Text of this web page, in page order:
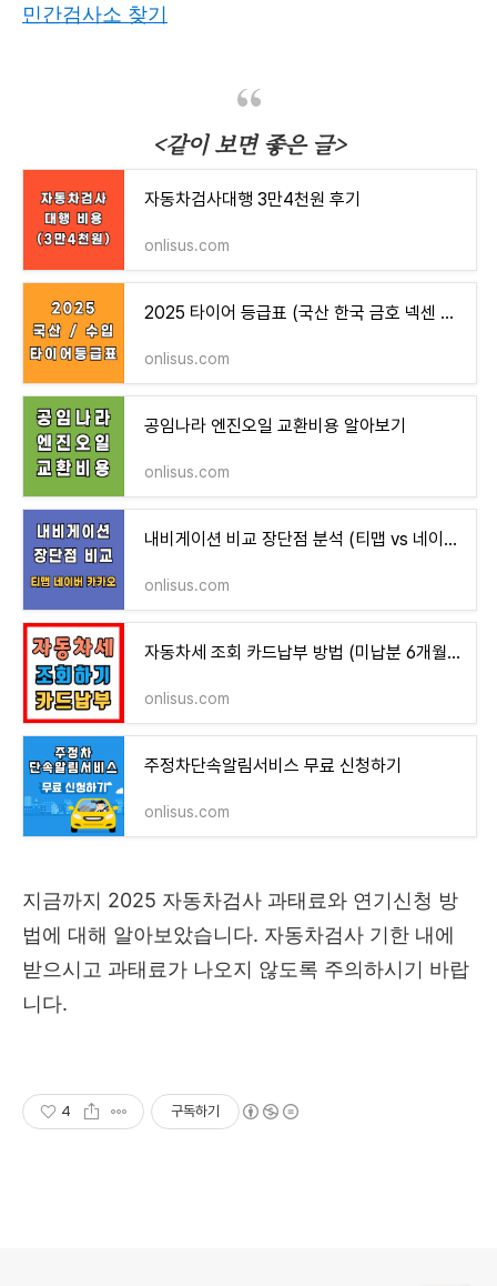
민간검사소 찾기
<같이 보면 좋은 글>
자동차검사대행 3만4천원 후기
onlisus.com
2025 타이어 등급표 (국산 한국 금호 넥센 수입 미쉐린 콘티넨탈)
onlisus.com
공임나라 엔진오일 교환비용 알아보기
onlisus.com
내비게이션 비교 장단점 분석 (티맵 vs 네이버지도 vs 카카오내비)
onlisus.com
자동차세 조회 카드납부 방법 (미납분 6개월 무이자 납부완료)
onlisus.com
주정차단속알림서비스 무료 신청하기
onlisus.com
지금까지 2025 자동차검사 과태료와 연기신청 방
법에 대해 알아보았습니다. 자동차검사 기한 내에
받으시고 과태료가 나오지 않도록 주의하시기 바랍
니다.
4 구독하기